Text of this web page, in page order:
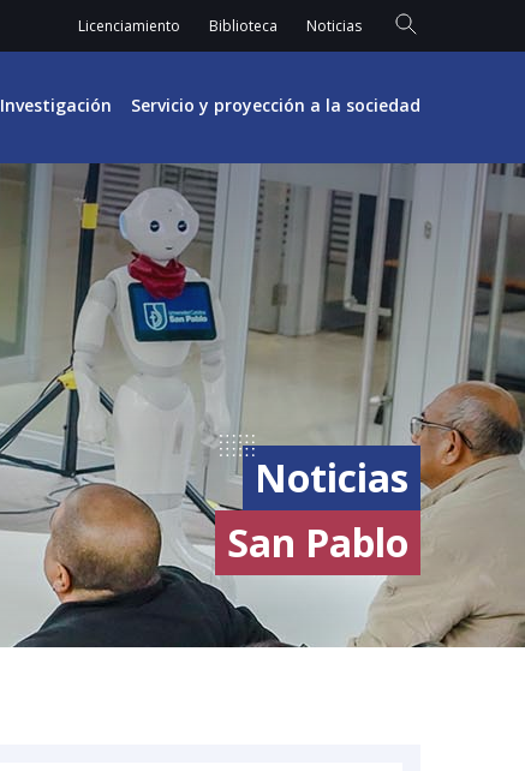
Licenciamiento Biblioteca Noticias
Investigación Servicio y proyección a la sociedad
Noticias
San Pablo